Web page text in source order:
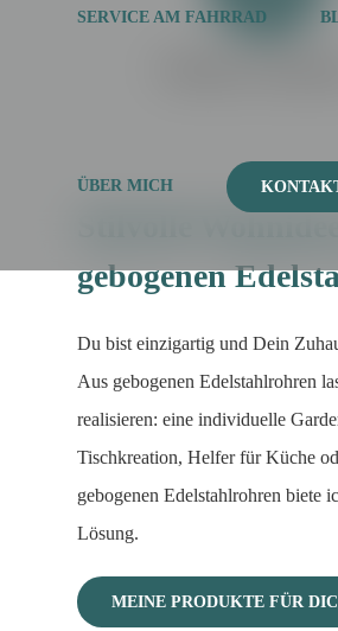
SERVICE AM FAHRRAD
ÜBER MICH
gebogenen
Du bist einzigartig und Dein
Aus gebogenen Edelstahlrohren
realisieren: eine individuelle
Tischkreation, Helfer für Küche
gebogenen Edelstahlrohren biete
Lösung.
MEINE PRODUKTE FÜR